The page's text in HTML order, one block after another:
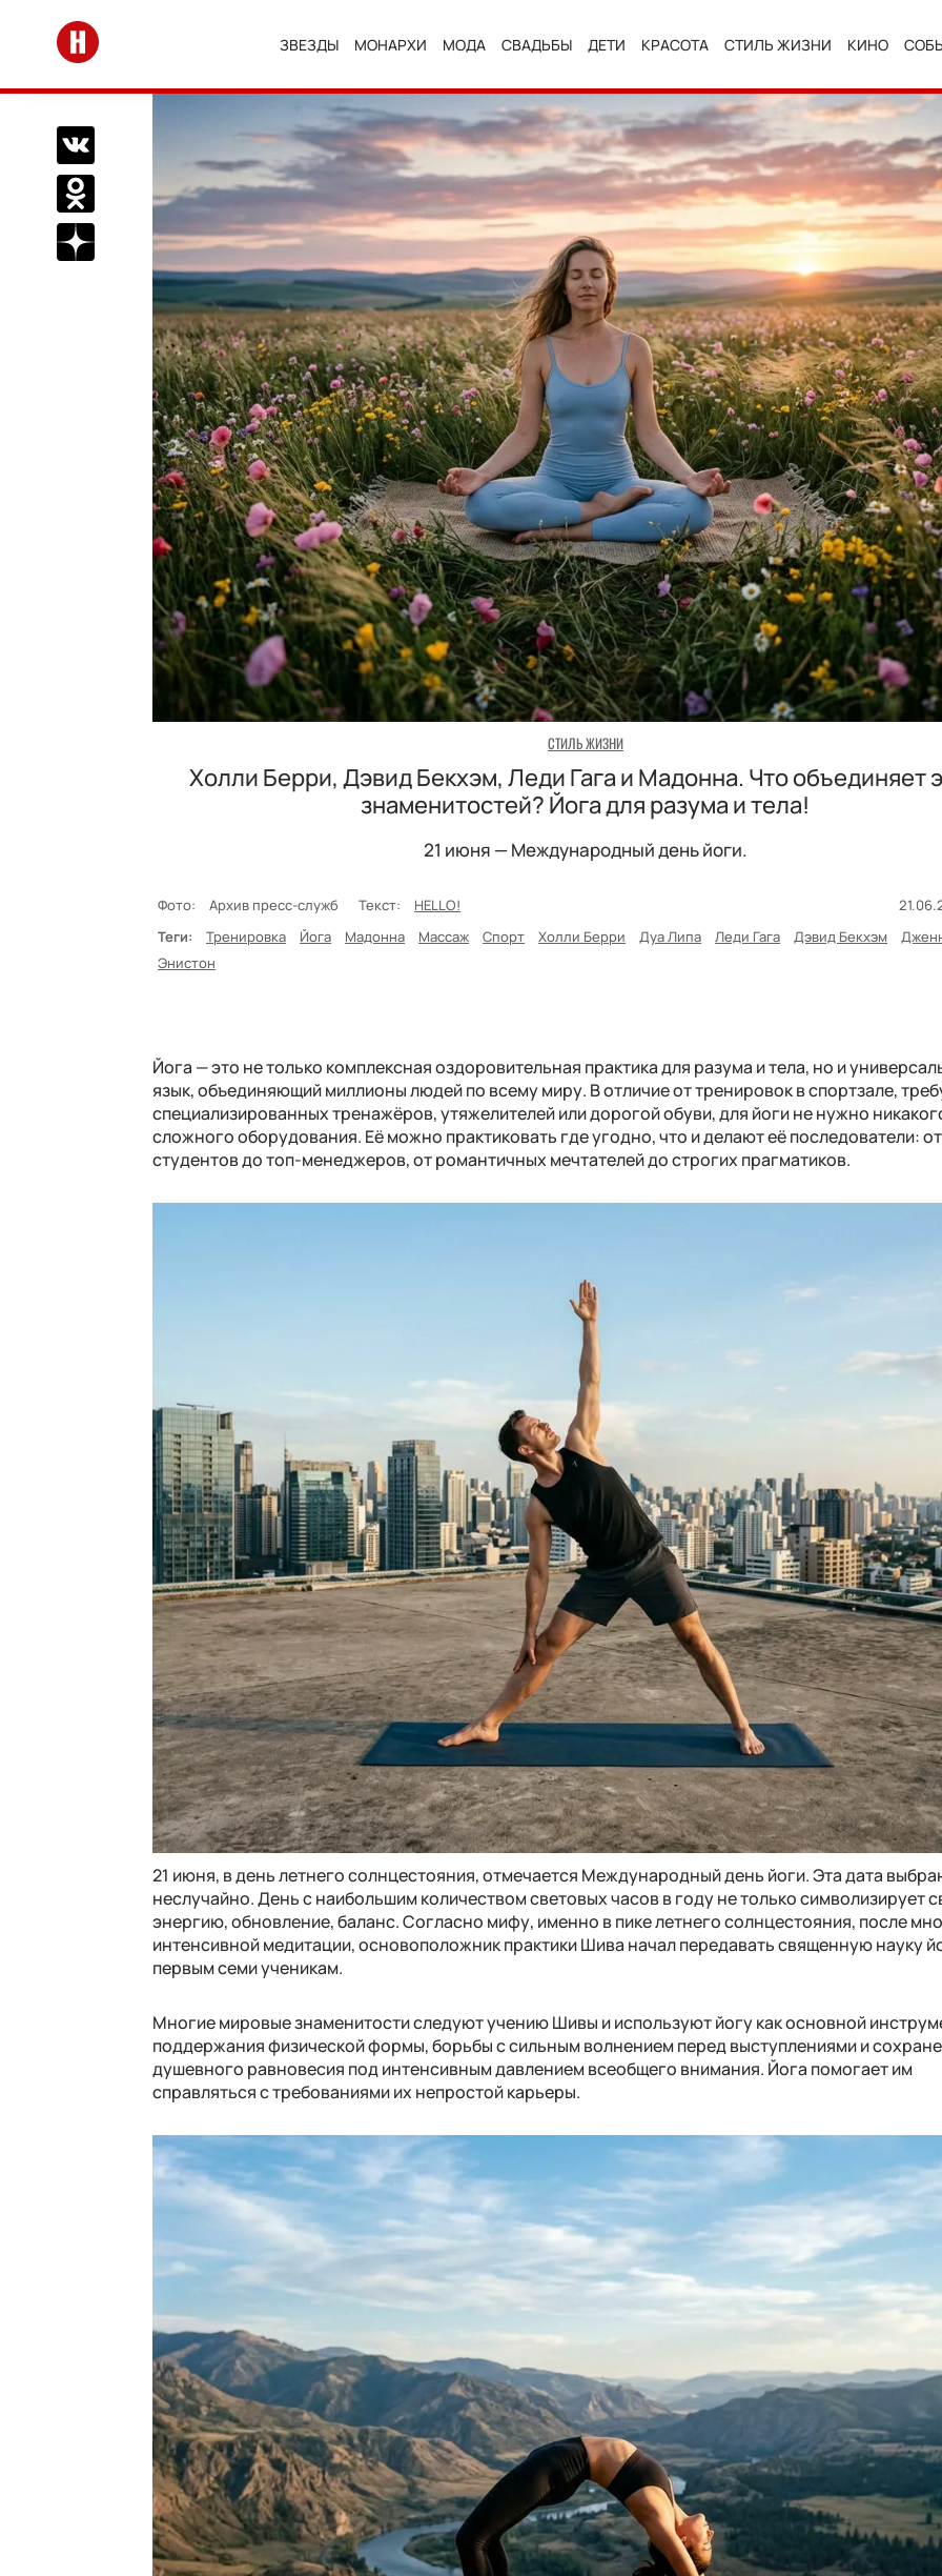
Перейти на главную
ЗВЕЗДЫ МОНАРХИ МОДА СВАДЬБЫ ДЕТИ КРАСОТА СТИЛЬ ЖИЗНИ КИНО
Поделиться Вконтакте
Поделиться в Одноклассниках
Подписаться на нас в Дзен
СТИЛЬ ЖИЗНИ
Холли Берри, Дэвид Бекхэм, Леди Гага и Мадонна. Что объединяет
знаменитостей? Йога для разума и тела!
21 июня — Международный день йоги.
Фото: Архив пресс-служб Текст: HELLO!
Теги:
Тренировка Йога Мадонна Массаж Спорт Холли Берри Дуа Липа Леди Гага Дэвид Бекхэм
Энистон
Йога — это не только комплексная оздоровительная практика для разума и тела, но и
язык, объединяющий миллионы людей по всему миру. В отличие от тренировок в спортзале,
специализированных тренажёров, утяжелителей или дорогой обуви, для йоги не нужно
сложного оборудования. Её можно практиковать где угодно, что и делают её последователи: от
студентов до топ-менеджеров, от романтичных мечтателей до строгих прагматиков.
21 июня, в день летнего солнцестояния, отмечается Международный день йоги. Эта дата
неслучайно. День ​​с наибольшим количеством световых часов в году не только символизирует
энергию, обновление, баланс. Согласно мифу, именно в пике летнего солнцестояния, после
интенсивной медитации, основоположник практики Шива начал передавать священную науку
первым семи ученикам.
Многие мировые знаменитости следуют учению Шивы и используют йогу как основной
поддержания физической формы, борьбы с сильным волнением перед выступлениями и
душевного равновесия под интенсивным давлением всеобщего внимания. Йога помогает им
справляться с требованиями их непростой карьеры.